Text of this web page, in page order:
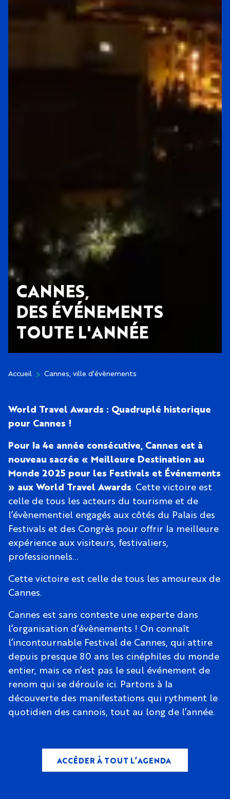
CANNES,
DES ÉVÉNEMENTS
TOUTE L'ANNÉE
Accueil Cannes, ville d’évènements
World Travel Awards : Quadruplé historique
pour Cannes !
Pour la 4e année consécutive, Cannes est à
nouveau sacrée « Meilleure Destination au
Monde 2025 pour les Festivals et Événements
» aux World Travel Awards. Cette victoire est
celle de tous les acteurs du tourisme et de
l’évènementiel engagés aux côtés du Palais des
Festivals et des Congrès pour offrir la meilleure
expérience aux visiteurs, festivaliers,
professionnels…
Cette victoire est celle de tous les amoureux de
Cannes.
Cannes est sans conteste une experte dans
l’organisation d’évènements ! On connaît
l’incontournable Festival de Cannes, qui attire
depuis presque 80 ans les cinéphiles du monde
entier, mais ce n’est pas le seul événement de
renom qui se déroule ici. Partons à la
découverte des manifestations qui rythment le
quotidien des cannois, tout au long de l’année.
ACCÉDER À TOUT L’AGENDA